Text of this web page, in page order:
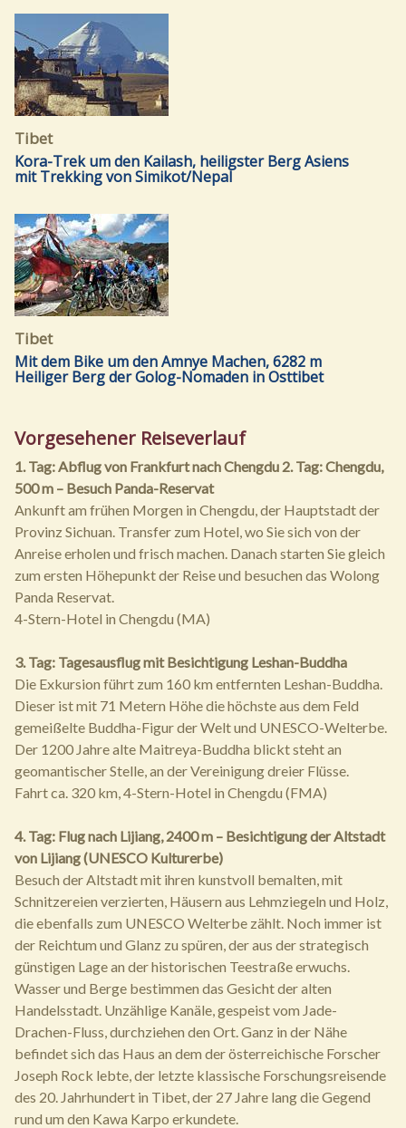
Tibet
Kora-Trek um den Kailash, heiligster Berg Asiens
mit Trekking von Simikot/Nepal
Tibet
Mit dem Bike um den Amnye Machen, 6282 m
Heiliger Berg der Golog-Nomaden in Osttibet
Vorgesehener Reiseverlauf
1. Tag: Abflug von Frankfurt nach Chengdu 2. Tag: Chengdu,
500 m – Besuch Panda-Reservat
Ankunft am frühen Morgen in Chengdu, der Hauptstadt der
Provinz Sichuan. Transfer zum Hotel, wo Sie sich von der
Anreise erholen und frisch machen. Danach starten Sie gleich
zum ersten Höhepunkt der Reise und besuchen das Wolong
Panda Reservat.
4-Stern-Hotel in Chengdu (MA)
3. Tag: Tagesausflug mit Besichtigung Leshan-Buddha
Die Exkursion führt zum 160 km entfernten Leshan-Buddha.
Dieser ist mit 71 Metern Höhe die höchste aus dem Feld
gemeißelte Buddha-Figur der Welt und UNESCO-Welterbe.
Der 1200 Jahre alte Maitreya-Buddha blickt steht an
geomantischer Stelle, an der Vereinigung dreier Flüsse.
Fahrt ca. 320 km, 4-Stern-Hotel in Chengdu (FMA)
4. Tag: Flug nach Lijiang, 2400 m – Besichtigung der Altstadt
von Lijiang (UNESCO Kulturerbe)
Besuch der Altstadt mit ihren kunstvoll bemalten, mit
Schnitzereien verzierten, Häusern aus Lehmziegeln und Holz,
die ebenfalls zum UNESCO Welterbe zählt. Noch immer ist
der Reichtum und Glanz zu spüren, der aus der strategisch
günstigen Lage an der historischen Teestraße erwuchs.
Wasser und Berge bestimmen das Gesicht der alten
Handelsstadt. Unzählige Kanäle, gespeist vom Jade-
Drachen-Fluss, durchziehen den Ort. Ganz in der Nähe
befindet sich das Haus an dem der österreichische Forscher
Joseph Rock lebte, der letzte klassische Forschungsreisende
des 20. Jahrhundert in Tibet, der 27 Jahre lang die Gegend
rund um den Kawa Karpo erkundete.